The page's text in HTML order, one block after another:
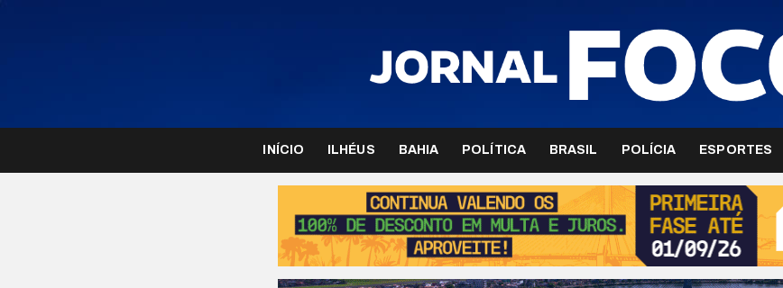
INÍCIO ILHÉUS BAHIA POLÍTICA BRASIL POLÍCIA ESPORTES